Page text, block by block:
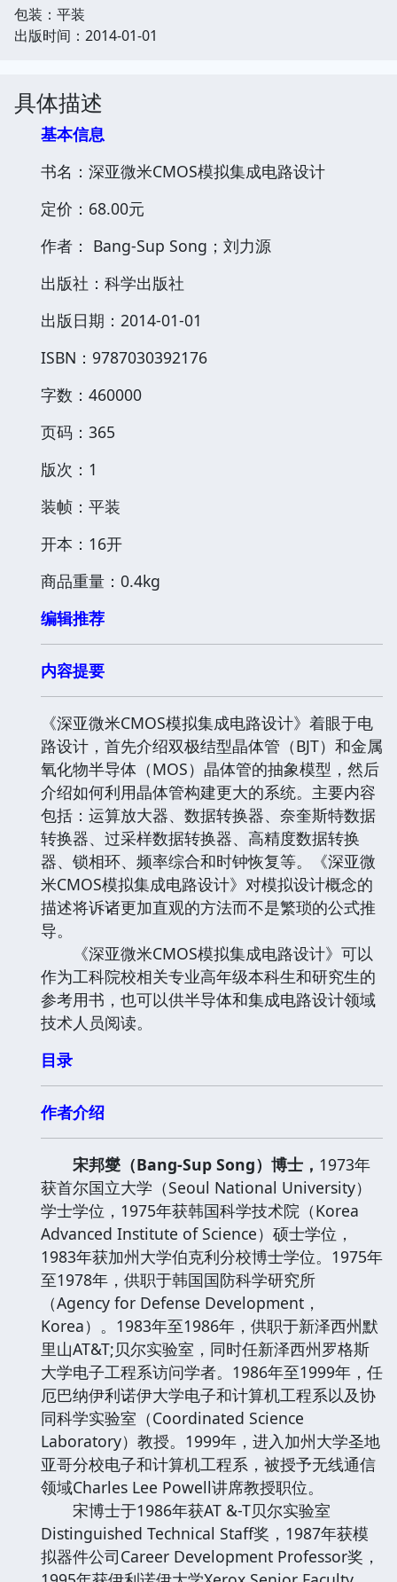
包装：平装
出版时间：2014-01-01
具体描述
基本信息
书名：深亚微米CMOS模拟集成电路设计
定价：68.00元
作者： Bang-Sup Song；刘力源
出版社：科学出版社
出版日期：2014-01-01
ISBN：9787030392176
字数：460000
页码：365
版次：1
装帧：平装
开本：16开
商品重量：0.4kg
编辑推荐
内容提要
《深亚微米CMOS模拟集成电路设计》着眼于电
路设计，首先介绍双极结型晶体管（BJT）和金属
氧化物半导体（MOS）晶体管的抽象模型，然后
介绍如何利用晶体管构建更大的系统。主要内容
包括：运算放大器、数据转换器、奈奎斯特数据
转换器、过采样数据转换器、高精度数据转换
器、锁相环、频率综合和时钟恢复等。《深亚微
米CMOS模拟集成电路设计》对模拟设计概念的
描述将诉诸更加直观的方法而不是繁琐的公式推
导。
《深亚微米CMOS模拟集成电路设计》可以
作为工科院校相关专业高年级本科生和研究生的
参考用书，也可以供半导体和集成电路设计领域
技术人员阅读。
目录
作者介绍
宋邦燮（Bang-Sup Song）博士， 1973年
获首尔国立大学（Seoul National University）
学士学位，1975年获韩国科学技术院（Korea
Advanced Institute of Science）硕士学位，
1983年获加州大学伯克利分校博士学位。1975年
至1978年，供职于韩国国防科学研究所
（Agency for Defense Development，
Korea）。1983年至1986年，供职于新泽西州默
里山AT&T;贝尔实验室，同时任新泽西州罗格斯
大学电子工程系访问学者。1986年至1999年，任
厄巴纳伊利诺伊大学电子和计算机工程系以及协
同科学实验室（Coordinated Science
Laboratory）教授。1999年，进入加州大学圣地
亚哥分校电子和计算机工程系，被授予无线通信
领域Charles Lee Powell讲席教授职位。
宋博士于1986年获AT &-T贝尔实验室
Distinguished Technical Staff奖，1987年获模
拟器件公司Career Development Professor奖，